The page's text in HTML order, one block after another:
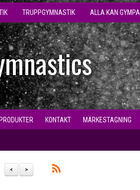
TRUPPGYMNASTIK ALLA KAN GYMPA
KONTAKT MÄRKESTAGNING
>
<